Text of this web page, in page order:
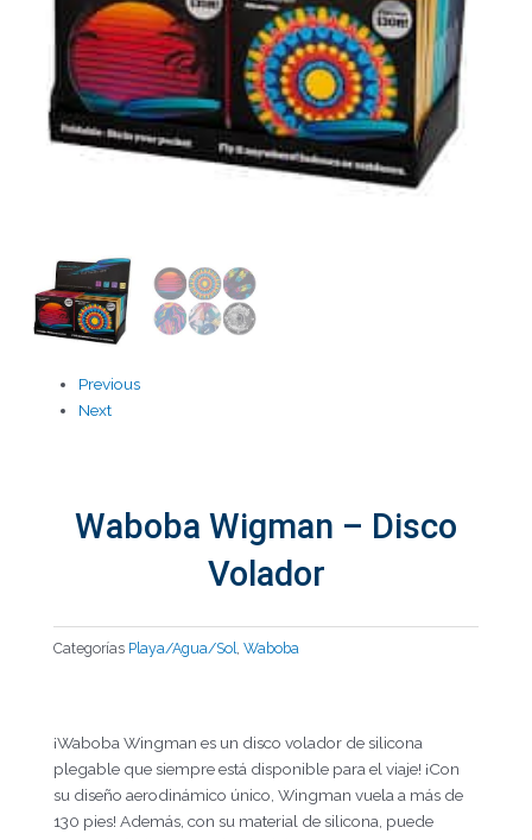
Previous
Next
Waboba Wigman – Disco
Volador
Categorías Playa/Agua/Sol Waboba
¡Waboba Wingman es un disco volador de silicona
plegable que siempre está disponible para el viaje! ¡Con
su diseño aerodinámico único, Wingman vuela a más de
130 pies! Además, con su material de silicona, puede